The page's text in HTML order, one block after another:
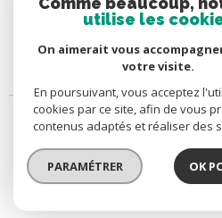
© 2026 | Tous droits réservés |
Nos Honoraires
Nos Honoraires
utilise les
On aimerait vous
votre visite.
En poursuivant, vous acceptez
cookies par ce site, afin de vous
contenus adaptés et réaliser des
PARAMÉTRER OK